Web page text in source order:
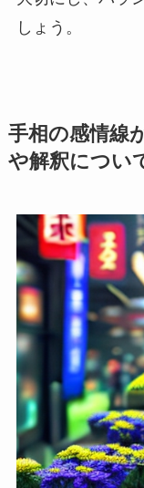
しょう。
手相の感情線
や解釈につい